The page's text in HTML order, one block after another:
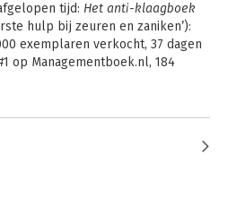
tijd: Het anti-klaagboek
hulp bij zeuren en zaniken’):
exemplaren verkocht, 37 dagen
op Managementboek.nl, 184
vervolg schreef hij Het anti-
Bart Flos